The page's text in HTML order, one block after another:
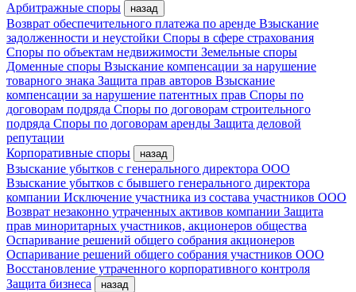
Арбитражные споры
назад
Возврат обеспечительного платежа по аренде Взыскание
задолженности и неустойки Споры в сфере страхования
Споры по объектам недвижимости Земельные споры
Доменные споры Взыскание компенсации за нарушение
товарного знака Защита прав авторов Взыскание
компенсации за нарушение патентных прав Споры по
договорам подряда Споры по договорам строительного
подряда Споры по договорам аренды Защита деловой
репутации
Корпоративные споры
назад
Взыскание убытков с генерального директора ООО
Взыскание убытков с бывшего генерального директора
компании Исключение участника из состава участников ООО
Возврат незаконно утраченных активов компании Защита
прав миноритарных участников, акционеров общества
Оспаривание решений общего собрания акционеров
Оспаривание решений общего собрания участников ООО
Восстановление утраченного корпоративного контроля
Защита бизнеса
назад